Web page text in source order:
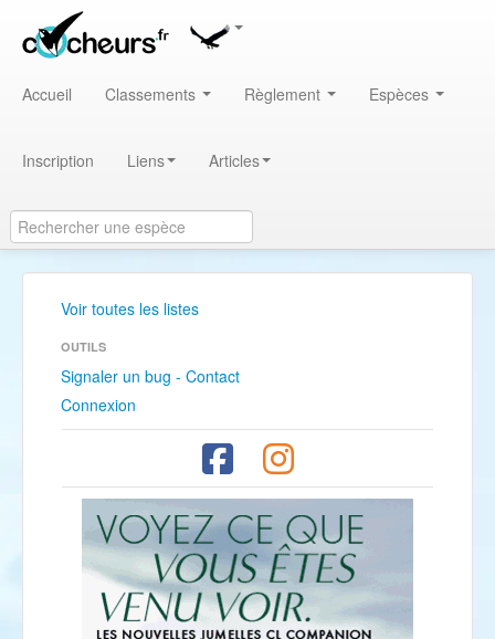
Accueil Classements Règlement Espèces
Inscription Liens Articles
Voir toutes les listes
OUTILS
Signaler un bug - Contact
Connexion